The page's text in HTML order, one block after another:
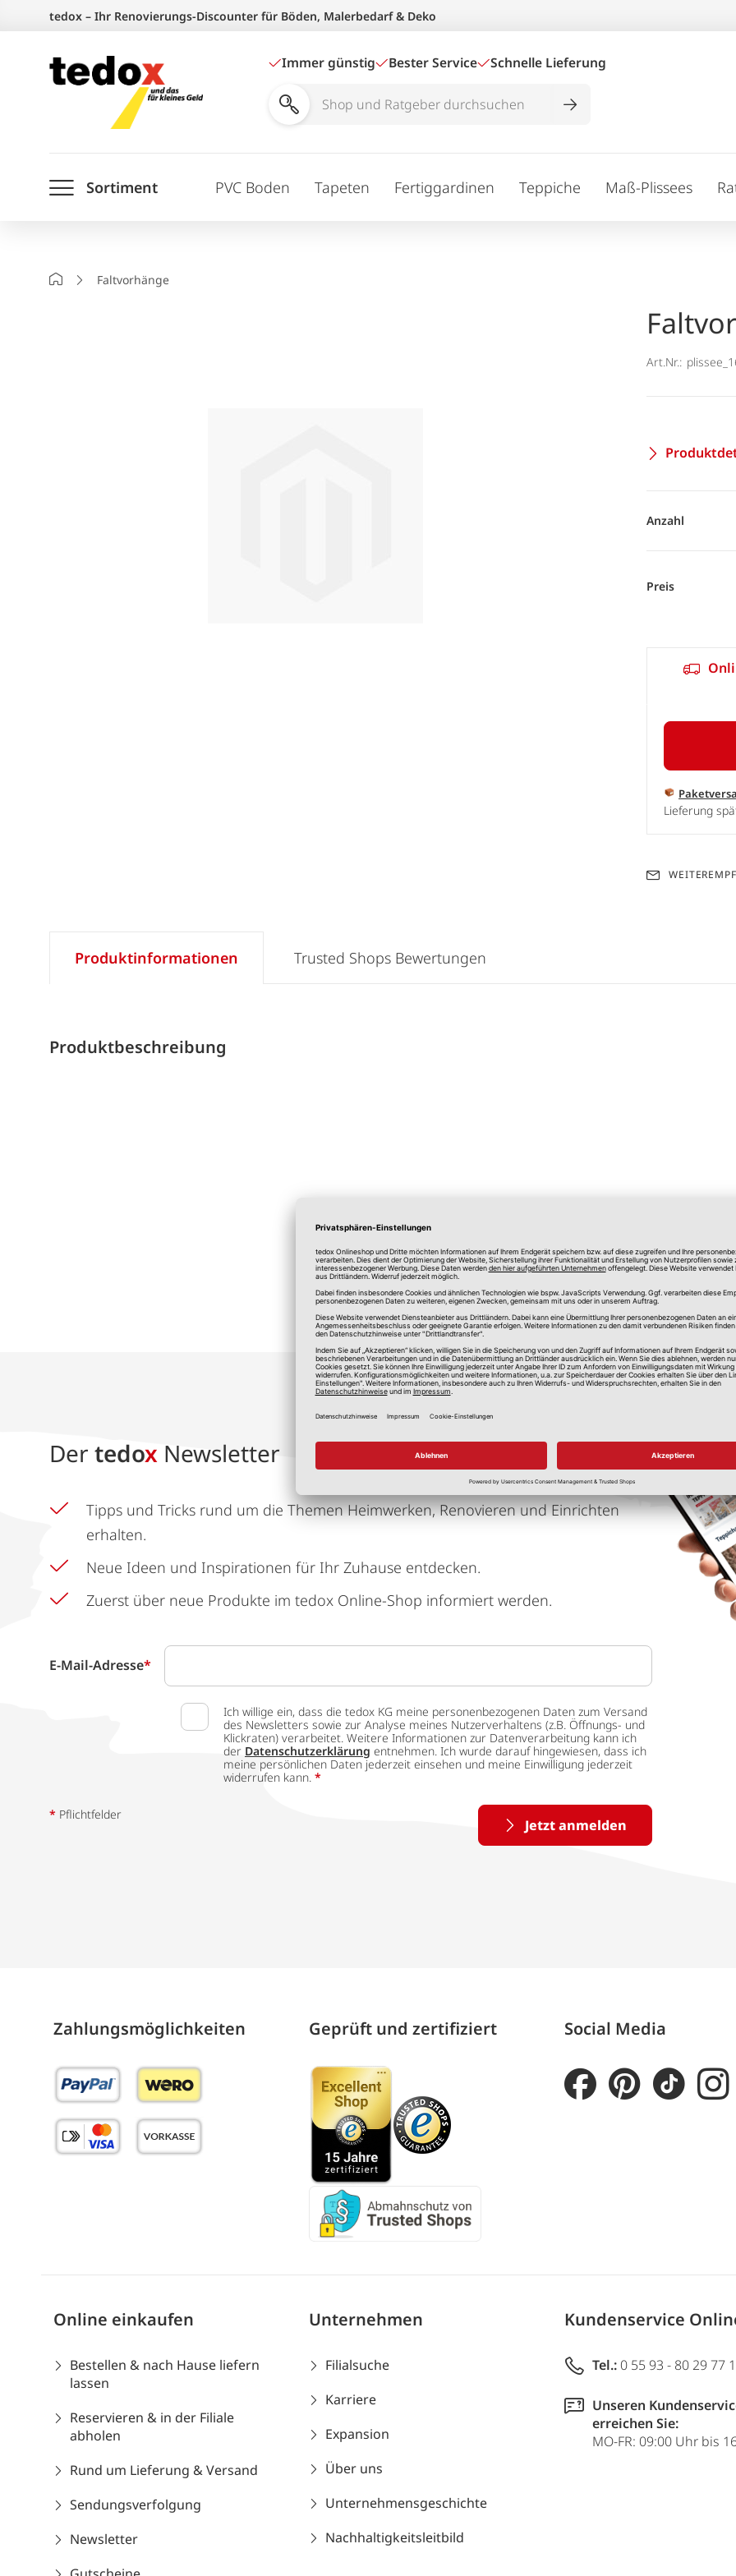
springen
tedox – Ihr Renovierungs-Discounter für Böden, Malerbedarf & Deko
Immer günstig Bester Service Schnelle Lieferung
Shop
durchsuchen
Sortiment PVC Boden Tapeten Fertiggardinen Teppiche Maß-Plissees
StartseiteFaltvorhänge
Art.Nr.:
Anzahl
Preis
Lieferung
Produktinformationen
Produktbeschreibung
Trusted Shops Bewertungen
*Alle Preise in Euro, inkl. gesetzlicher Mehrwertsteuer, zzgl.
Der tedox Newsletter
Tipps und Tricks rund um die Themen Heimwerken, Renovieren und Einrichten
erhalten.
Neue Ideen und Inspirationen für Ihr Zuhause entdecken.
Zuerst über neue Produkte im tedox Online-Shop informiert werden.
E-Mail-Adresse*
Ich willige ein, dass die tedox KG meine personenbezogenen Daten zum Versand
des Newsletters sowie zur Analyse meines Nutzerverhaltens (z.B. Öffnungs- und
Klickraten) verarbeitet. Weitere Informationen zur Datenverarbeitung kann ich
der Datenschutzerklärung entnehmen. Ich wurde darauf hingewiesen, dass ich
meine persönlichen Daten jederzeit einsehen und meine Einwilligung jederzeit
widerrufen kann. *
Jetzt anmelden
* Pflichtfelder
Zahlungs­möglich­keiten Geprüft und zertifiziert Social Media
Online einkaufen
Bestellen & nach Hause liefern
lassen
Reservieren & in der Filiale
abholen
Rund um Lieferung & Versand
Sendungsverfolgung
Newsletter
Unternehmen
Filialsuche
Karriere
Expansion
Über uns
Unternehmensgeschichte
Nachhaltigkeitsleitbild
Kundenservice
Tel.: 0 55 93 - 80 29 77
Unseren
erreichen Sie:
MO-FR: 09:00 Uhr bis